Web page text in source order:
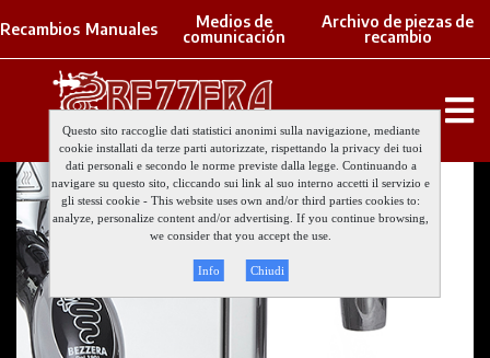
Archivo de piezas de
recambio
Medios de
comunicación
Manuales
Recambios
Questo sito raccoglie dati statistici anonimi sulla navigazione, mediante
cookie installati da terze parti autorizzate, rispettando la privacy dei tuoi
dati personali e secondo le norme previste dalla legge. Continuando a
navigare su questo sito, cliccando sui link al suo interno accetti il servizio e
gli stessi cookie - This website uses own and/or third parties cookies to:
analyze, personalize content and/or advertising. If you continue browsing,
we consider that you accept the use.
Info Chiudi